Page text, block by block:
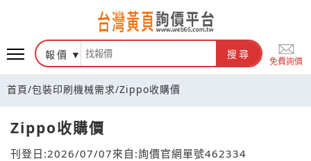
報價 搜尋
免費詢價
首頁/包裝印刷機械需求/Zippo收購價
Zippo收購價
刊登日:2026/07/07來自:詢價官網單號462334